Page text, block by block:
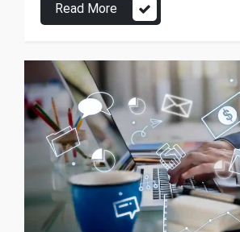
Read More